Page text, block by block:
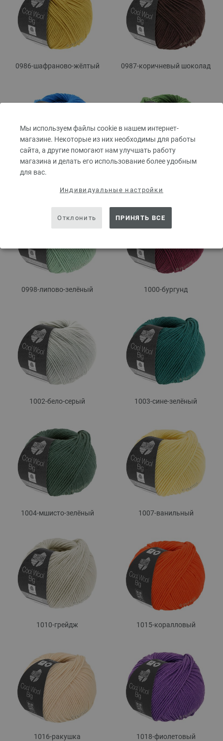
Мы используем файлы cookie в нашем интернет-
магазине. Некоторые из них необходимы для работы
сайта, а другие помогают нам улучшать работу
магазина и делать его использование более удобным
для вас.
Индивидуальные настройки
Отклонить ПРИНЯТЬ ВСЕ
0986-шафраново-жёлтый 0987-коричневый шоколад
0992-чернильный
0998-липово-зелёный 1000-бургунд
1002-бело-серый 1003-сине-зелёный
1004-мшисто-зелёный 1007-ванильный
1010-грейдж 1015-коралловый
1016-ракушка 1018-фиолетовый